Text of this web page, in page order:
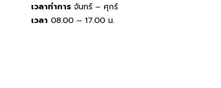
เวลาทำการจันทร์ – ศุกร์
เวลา 08.00 – 17.00 น.